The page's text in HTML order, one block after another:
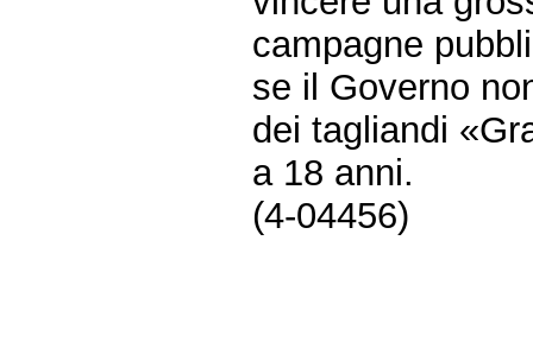
campagne
se il Governo
dei tagliandi
a 18 anni.
(4-04456)